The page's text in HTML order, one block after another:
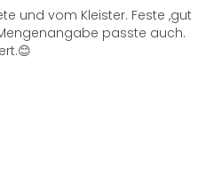
und vom Kleister. Feste ,gut
passte auch.